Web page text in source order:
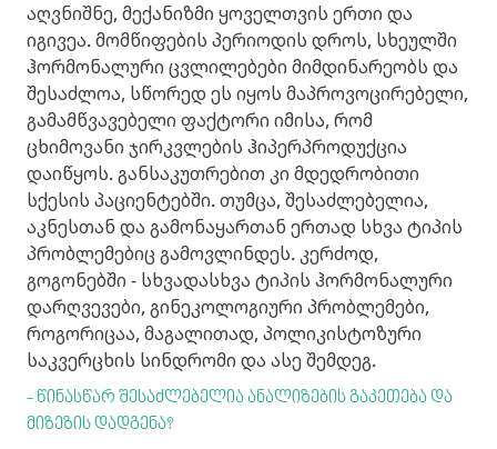
აღვნიშნე, მექანიზმი ყოველთვის ერთი და
იგივეა. მომწიფების პერიოდის დროს, სხეულში
ჰორმონალური ცვლილებები მიმდინარეობს და
შესაძლოა, სწორედ ეს იყოს მაპროვოცირებელი,
გამამწვავებელი ფაქტორი იმისა, რომ
ცხიმოვანი ჯირკვლების ჰიპერპროდუქცია
დაიწყოს. განსაკუთრებით კი მდედრობითი
სქესის პაციენტებში. თუმცა, შესაძლებელია,
აკნესთან და გამონაყართან ერთად სხვა ტიპის
პრობლემებიც გამოვლინდეს. კერძოდ,
გოგონებში - სხვადასხვა ტიპის ჰორმონალური
დარღვევები, გინეკოლოგიური პრობლემები,
როგორიცაა, მაგალითად, პოლიკისტოზური
საკვერცხის სინდრომი და ასე შემდეგ.
- წინასწარ შესაძლებელია ანალიზების გაკეთება და
მიზეზის დადგენა?